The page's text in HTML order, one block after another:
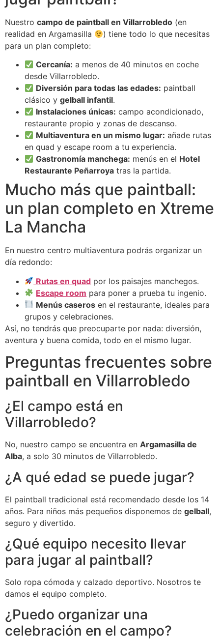
Nuestro campo de paintball en Villarrobledo (en
realidad en Argamasilla
) tiene todo lo que necesitas
para un plan completo:
Cercanía: a menos de 40 minutos en coche
desde Villarrobledo.
Diversión para todas las edades: paintball
clásico y gelball infantil.
Instalaciones únicas: campo acondicionado,
restaurante propio y zonas de descanso.
Multiaventura en un mismo lugar: añade rutas
en quad y escape room a tu experiencia.
Gastronomía manchega: menús en el Hotel
Restaurante Peñarroya tras la partida.
Mucho más que paintball:
un plan completo en Xtreme
La Mancha
En nuestro centro multiaventura podrás organizar un
día redondo:
Rutas en quad por los paisajes manchegos.
Escape room para poner a prueba tu ingenio.
Menús caseros en el restaurante, ideales para
grupos y celebraciones.
Así, no tendrás que preocuparte por nada: diversión,
aventura y buena comida, todo en el mismo lugar.
Preguntas frecuentes sobre
paintball en Villarrobledo
¿El campo está en
Villarrobledo?
No, nuestro campo se encuentra en Argamasilla de
Alba, a solo 30 minutos de Villarrobledo.
¿A qué edad se puede jugar?
El paintball tradicional está recomendado desde los 14
años. Para niños más pequeños disponemos de gelball,
seguro y divertido.
¿Qué equipo necesito llevar
para jugar al paintball?
Solo ropa cómoda y calzado deportivo. Nosotros te
damos el equipo completo.
¿Puedo organizar una
celebración en el campo?